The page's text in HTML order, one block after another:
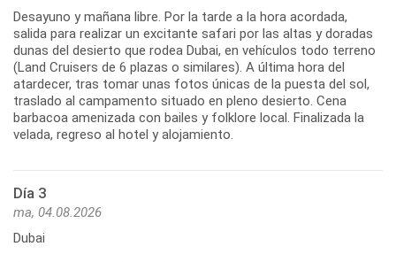
Desayuno y mañana libre. Por la tarde a la hora acordada,
salida para realizar un excitante safari por las altas y doradas
dunas del desierto que rodea Dubai, en vehículos todo terreno
(Land Cruisers de 6 plazas o similares). A última hora del
atardecer, tras tomar unas fotos únicas de la puesta del sol,
traslado al campamento situado en pleno desierto. Cena
barbacoa amenizada con bailes y folklore local. Finalizada la
velada, regreso al hotel y alojamiento.
Día 3
ma, 04.08.2026
Dubai